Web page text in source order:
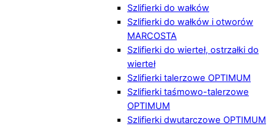
Szlifierki do wałków
Szlifierki do wałków i otworów
MARCOSTA
Szlifierki do wierteł, ostrzałki do
wierteł
Szlifierki talerzowe OPTIMUM
Szlifierki taśmowo-talerzowe
OPTIMUM
Szlifierki dwutarczowe OPTIMUM